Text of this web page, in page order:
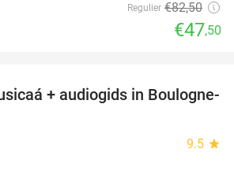
Regulier €82,50
€47,50
27%
+ audiogids in Boulogne-
9.5 star